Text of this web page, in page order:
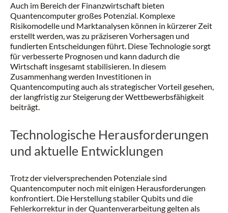
Auch im Bereich der Finanzwirtschaft bieten
Quantencomputer großes Potenzial. Komplexe
Risikomodelle und Marktanalysen können in kürzerer Zeit
erstellt werden, was zu präziseren Vorhersagen und
fundierten Entscheidungen führt. Diese Technologie sorgt
für verbesserte Prognosen und kann dadurch die
Wirtschaft insgesamt stabilisieren. In diesem
Zusammenhang werden Investitionen in
Quantencomputing auch als strategischer Vorteil gesehen,
der langfristig zur Steigerung der Wettbewerbsfähigkeit
beiträgt.
Technologische Herausforderungen
und aktuelle Entwicklungen
Trotz der vielversprechenden Potenziale sind
Quantencomputer noch mit einigen Herausforderungen
konfrontiert. Die Herstellung stabiler Qubits und die
Fehlerkorrektur in der Quantenverarbeitung gelten als